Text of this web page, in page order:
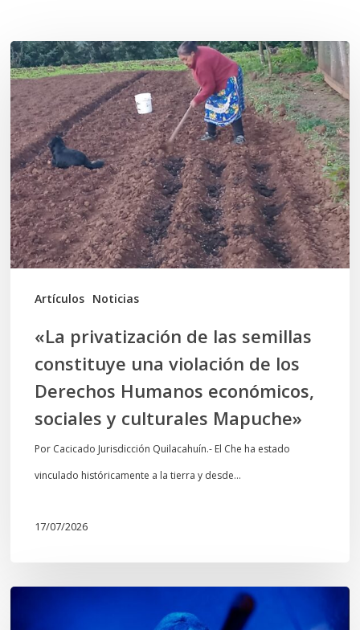
Artículos Noticias
«La
privatización
de
las
semillas
constituye
una
violación
de
Humanos
económicos,
sociales
culturales
Mapuche»
«La privatización de las semillas
constituye una violación de los
Derechos Humanos económicos,
sociales y culturales Mapuche»
Por Cacicado Jurisdicción Quilacahuín.- El Che ha estado
vinculado históricamente a la tierra y desde…
17/07/2026